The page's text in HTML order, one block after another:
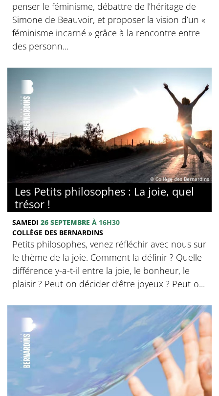
penser le féminisme, débattre de l’héritage de
Simone de Beauvoir, et proposer la vision d’un «
féminisme incarné » grâce à la rencontre entre
des personn...
© Collège des Bernardins
Les Petits philosophes : La joie, quel
trésor !
SAMEDI 26 SEPTEMBRE À 16H30
COLLÈGE DES BERNARDINS
Petits philosophes, venez réfléchir avec nous sur
le thème de la joie. Comment la définir ? Quelle
différence y-a-t-il entre la joie, le bonheur, le
plaisir ? Peut-on décider d’être joyeux ? Peut-o...